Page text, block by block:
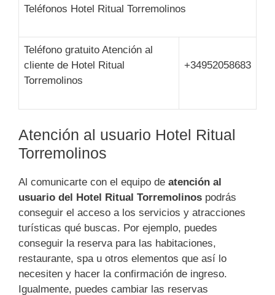
Teléfonos Hotel Ritual Torremolinos
Teléfono gratuito Atención al
cliente de Hotel Ritual
Torremolinos
+34952058683
Atención al usuario Hotel Ritual
Torremolinos
Al comunicarte con el equipo de atención al
usuario del Hotel Ritual Torremolinos podrás
conseguir el acceso a los servicios y atracciones
turísticas qué buscas. Por ejemplo, puedes
conseguir la reserva para las habitaciones,
restaurante, spa u otros elementos que así lo
necesiten y hacer la confirmación de ingreso.
Igualmente, puedes cambiar las reservas